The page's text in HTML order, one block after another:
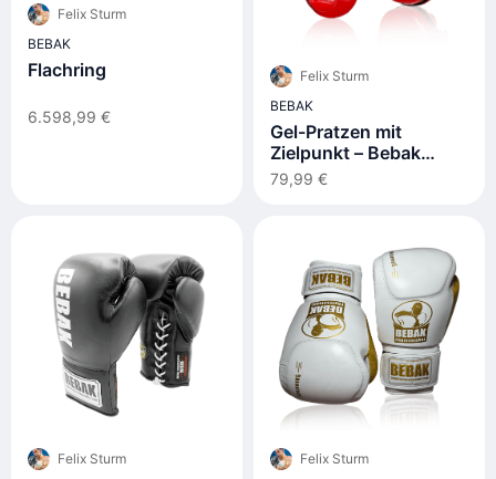
Felix Sturm
BEBAK
Flachring
6.598,99 €
Felix Sturm
BEBAK
Gel-Pratzen mit
Zielpunkt – Bebak
"Precision"
79,99 €
Felix Sturm
Felix Sturm